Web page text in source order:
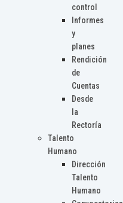
control
Informes
y
planes
Rendición
de
Cuentas
Desde
la
Rectoría
Talento
Humano
Dirección
Talento
Humano